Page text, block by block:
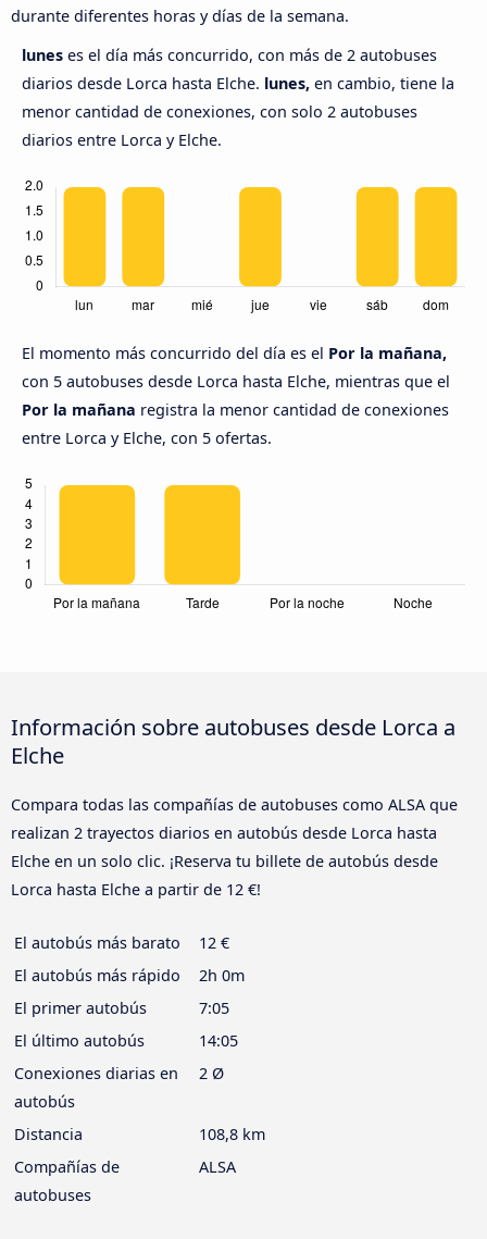
durante diferentes horas y días de la semana.
lunes es el día más concurrido, con más de 2 autobuses
diarios desde Lorca hasta Elche. lunes, en cambio, tiene la
menor cantidad de conexiones, con solo 2 autobuses
diarios entre Lorca y Elche.
El momento más concurrido del día es el Por la mañana,
con 5 autobuses desde Lorca hasta Elche, mientras que el
Por la mañana registra la menor cantidad de conexiones
entre Lorca y Elche, con 5 ofertas.
Información sobre autobuses desde Lorca a
Elche
Compara todas las compañías de autobuses como ALSA que
realizan 2 trayectos diarios en autobús desde Lorca hasta
Elche en un solo clic. ¡Reserva tu billete de autobús desde
Lorca hasta Elche a partir de 12 €!
El autobús más barato
12 €
El autobús más rápido
2h 0m
El primer autobús
7:05
El último autobús
14:05
Conexiones diarias en
autobús
2 Ø
Distancia
108,8 km
Compañías de
autobuses
ALSA